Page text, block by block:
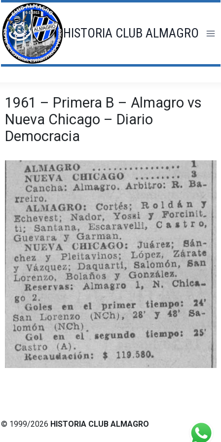
Saltar
al
contenido
HISTORIA CLUB ALMAGRO
1961 – Primera B – Almagro vs
Nueva Chicago – Diario
Democracia
© 1999/2026 HISTORIA CLUB ALMAGRO